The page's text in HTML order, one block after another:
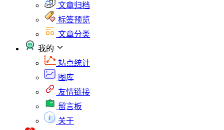
文章归档
标签预览
文章分类
我的
站点统计
图库
友情链接
留言板
关于